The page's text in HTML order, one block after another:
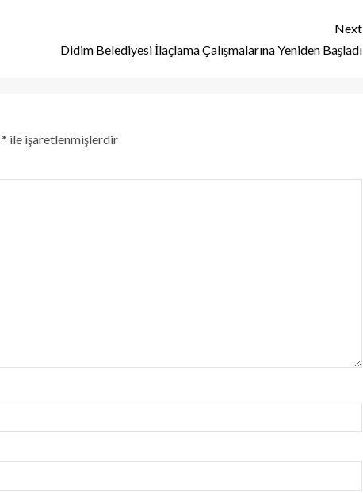
Next
Didim Belediyesi İlaçlama Çalışmalarına Yeniden Başladı
* ile işaretlenmişlerdir